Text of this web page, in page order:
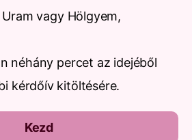
vagy Hölgyem,
néhány percet az idejéből
kérdőív kitöltésére.
Kezd